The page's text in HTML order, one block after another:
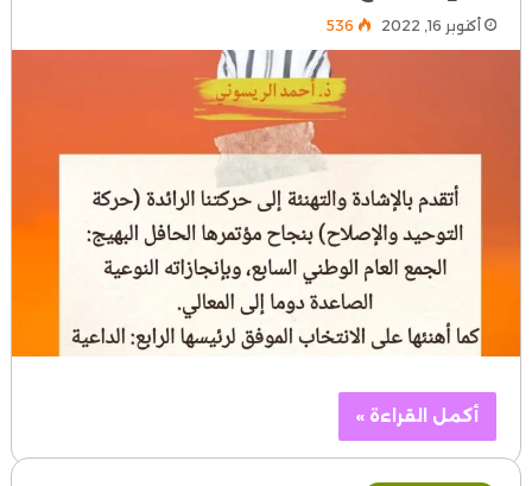
أكتوبر 16, 2022 536
أكمل القراءة »